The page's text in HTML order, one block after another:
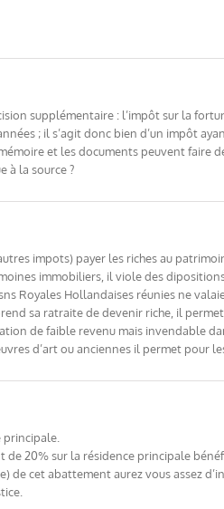
supplémentaire : l’impôt sur la
; il s’agit donc bien d’un impôt
et les documents peuvent
à la source ?
impots) payer les riches au
immobiliers, il viole des
Royales Hollandaises réunies ne
sa ratraite de devenir riche, il
de faible revenu mais invendable
d’art ou anciennes il permet pour
20% sur la résidence principale
cet abattement aurez vous assez